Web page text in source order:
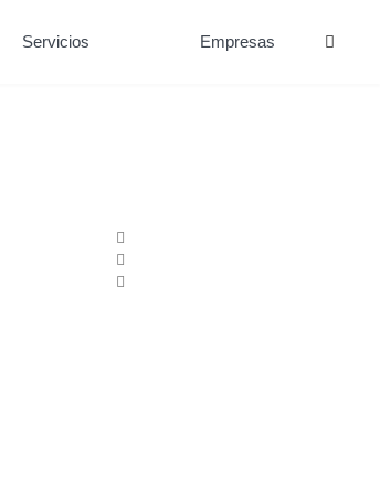
Servicios Empresas